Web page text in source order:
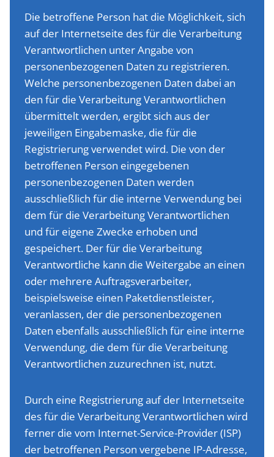
Die betroffene Person hat die Möglichkeit, sich
auf der Internetseite des für die Verarbeitung
Verantwortlichen unter Angabe von
personenbezogenen Daten zu registrieren.
Welche personenbezogenen Daten dabei an
den für die Verarbeitung Verantwortlichen
übermittelt werden, ergibt sich aus der
jeweiligen Eingabemaske, die für die
Registrierung verwendet wird. Die von der
betroffenen Person eingegebenen
personenbezogenen Daten werden
ausschließlich für die interne Verwendung bei
dem für die Verarbeitung Verantwortlichen
und für eigene Zwecke erhoben und
gespeichert. Der für die Verarbeitung
Verantwortliche kann die Weitergabe an einen
oder mehrere Auftragsverarbeiter,
beispielsweise einen Paketdienstleister,
veranlassen, der die personenbezogenen
Daten ebenfalls ausschließlich für eine interne
Verwendung, die dem für die Verarbeitung
Verantwortlichen zuzurechnen ist, nutzt.
Durch eine Registrierung auf der Internetseite
des für die Verarbeitung Verantwortlichen wird
ferner die vom Internet-Service-Provider (ISP)
der betroffenen Person vergebene IP-Adresse,